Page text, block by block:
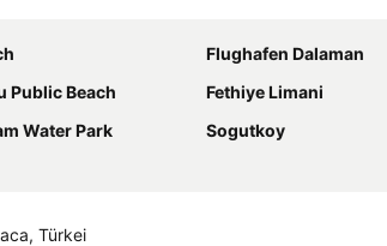
Flughafen Dalaman
Public Beach Fethiye Limani
Water Park Sogutkoy
Türkei